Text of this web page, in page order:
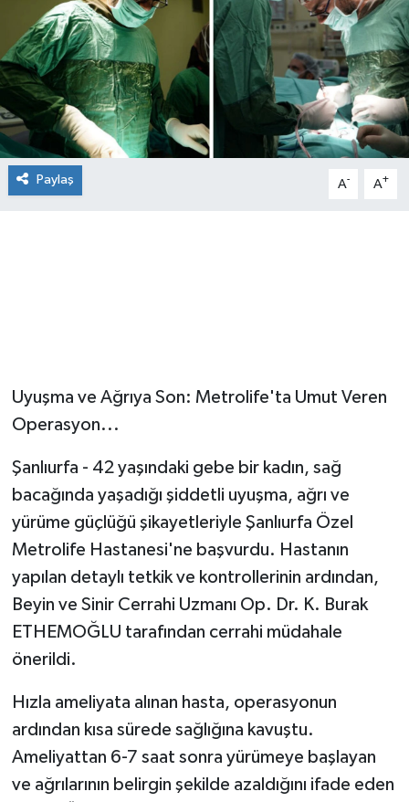
Paylaş A- A+
Uyuşma ve Ağrıya Son: Metrolife'ta Umut Veren
Operasyon...
Şanlıurfa - 42 yaşındaki gebe bir kadın, sağ
bacağında yaşadığı şiddetli uyuşma, ağrı ve
yürüme güçlüğü şikayetleriyle Şanlıurfa Özel
Metrolife Hastanesi'ne başvurdu. Hastanın
yapılan detaylı tetkik ve kontrollerinin ardından,
Beyin ve Sinir Cerrahi Uzmanı Op. Dr. K. Burak
ETHEMOĞLU tarafından cerrahi müdahale
önerildi.
Hızla ameliyata alınan hasta, operasyonun
ardından kısa sürede sağlığına kavuştu.
Ameliyattan 6-7 saat sonra yürümeye başlayan
ve ağrılarının belirgin şekilde azaldığını ifade eden